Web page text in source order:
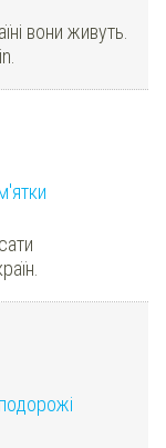
вони живуть.